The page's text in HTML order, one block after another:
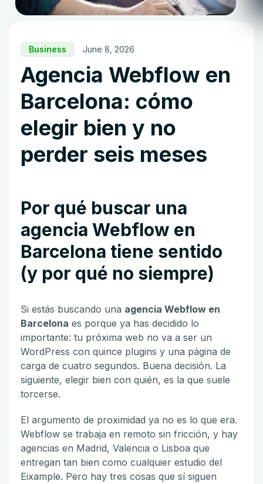
Business June 8, 2026
Agencia Webflow en
Barcelona: cómo
elegir bien y no
perder seis meses
Por qué buscar una
agencia Webflow en
Barcelona tiene sentido
(y por qué no siempre)
Si estás buscando una agencia Webflow en
Barcelona es porque ya has decidido lo
importante: tu próxima web no va a ser un
WordPress con quince plugins y una página de
carga de cuatro segundos. Buena decisión. La
siguiente, elegir bien con quién, es la que suele
torcerse.
El argumento de proximidad ya no es lo que era.
Webflow se trabaja en remoto sin fricción, y hay
agencias en Madrid, Valencia o Lisboa que
entregan tan bien como cualquier estudio del
Eixample. Pero hay tres cosas que sí siguen